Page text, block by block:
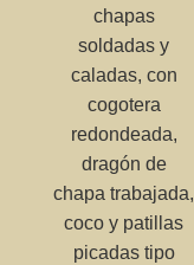
chapas
soldadas y
caladas, con
cogotera
redondeada,
dragón de
chapa trabajada,
coco y patillas
picadas tipo